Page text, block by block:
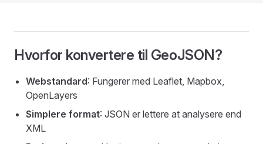
Hvorfor konvertere til GeoJSON?
Webstandard: Fungerer med Leaflet, Mapbox,
OpenLayers
Simplere format: JSON er lettere at analysere end
XML